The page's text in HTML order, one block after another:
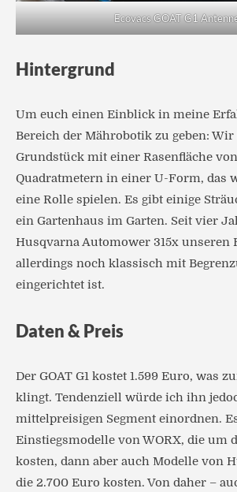
Ecovacs GOAT G1
Hintergrund
Um euch einen Einblick in meine
Bereich der Mährobotik zu geben: Wir
Grundstück mit einer Rasenfläche
Quadratmetern in einer U-Form, das
eine Rolle spielen. Es gibt einige
ein Gartenhaus im Garten. Seit vier
Husqvarna Automower 315x unseren
allerdings noch klassisch mit
eingerichtet ist.
Daten & Preis
Der GOAT G1 kostet 1.599 Euro, was
klingt. Tendenziell würde ich ihn
mittelpreisigen Segment einordnen.
Einstiegsmodelle von WORX, die um
kosten, dann aber auch Modelle von
die 2.700 Euro kosten. Von daher –